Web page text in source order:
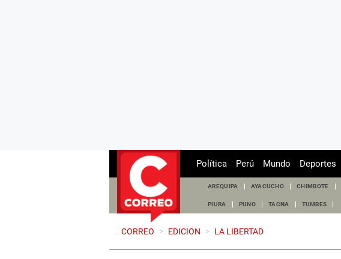
Política Perú Mundo Deportes
AREQUIPA AYACUCHO CHIMBOTE
PIURA PUNO TACNA TUMBES
CORREO > EDICION > LA LIBERTAD